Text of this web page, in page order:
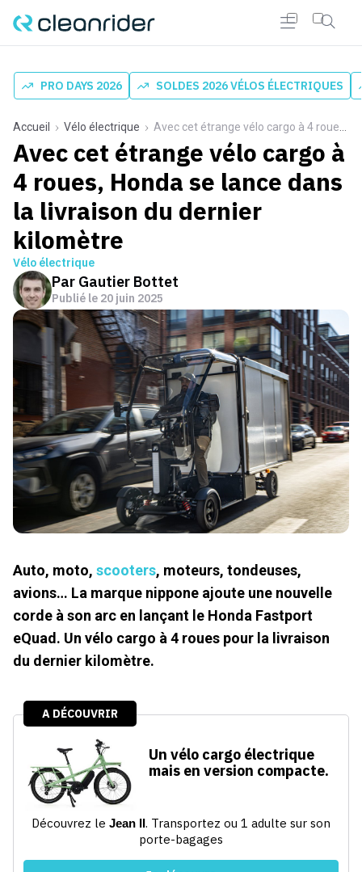
PRO DAYS 2026 SOLDES 2026 VÉLOS ÉLECTRIQUES
Accueil Vélo électrique Avec cet étrange vélo cargo à 4 roues, Honda se lance dans la livraison du dernier kilomètre
Avec cet étrange vélo cargo à
4 roues, Honda se lance dans
la livraison du dernier
kilomètre
Vélo électrique
Par Gautier Bottet
Publié le 20 juin 2025
Auto, moto, scooters, moteurs, tondeuses,
avions… La marque nippone ajoute une nouvelle
corde à son arc en lançant le Honda Fastport
eQuad. Un vélo cargo à 4 roues pour la livraison
du dernier kilomètre.